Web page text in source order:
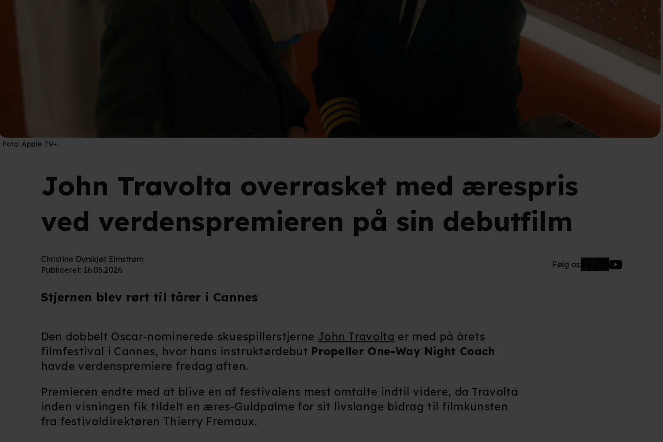
Foto: Apple TV+
John Travolta overrasket med ærespris
ved verdenspremieren på sin debutfilm
Christine Dyrskjøt Elmstrøm
Publiceret: 16.05.2026
Følg os:
Stjernen blev rørt til tårer i Cannes
Den dobbelt Oscar-nominerede skuespillerstjerne John Travolta er med på årets
filmfestival i Cannes, hvor hans instruktørdebut Propeller One-Way Night Coach
havde verdenspremiere fredag aften.
Premieren endte med at blive en af festivalens mest omtalte indtil videre, da Travolta
inden visningen fik tildelt en æres-Guldpalme for sit livslange bidrag til filmkunsten
fra festivaldirektøren Thierry Fremaux.